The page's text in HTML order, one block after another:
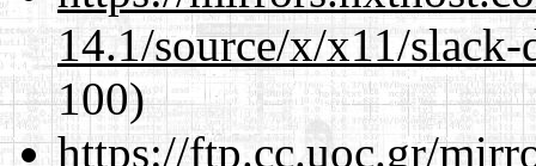
14.1/source/x/x11/
100)
https://ftp.cc.uoc.gr/